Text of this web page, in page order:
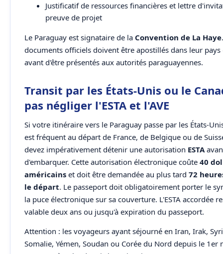
Justificatif de ressources financières et lettre
preuve de projet
Le Paraguay est signataire de la Convention de La Haye
documents officiels doivent être apostillés dans leur
avant d'être présentés aux autorités paraguayennes.
Transit par les États-Unis ou le
pas négliger l'ESTA et l'AVE
Si votre itinéraire vers le Paraguay passe par les États-
est fréquent au départ de France, de Belgique ou de
devez impérativement détenir une autorisation ESTA
d'embarquer. Cette autorisation électronique coûte 40
américains et doit être demandée au plus tard 72
le départ. Le passeport doit obligatoirement porter le
la puce électronique sur sa couverture. L'ESTA accordée
valable deux ans ou jusqu'à expiration du passeport.
Attention : les voyageurs ayant séjourné en Iran, Irak,
Somalie, Yémen, Soudan ou Corée du Nord depuis le 1er